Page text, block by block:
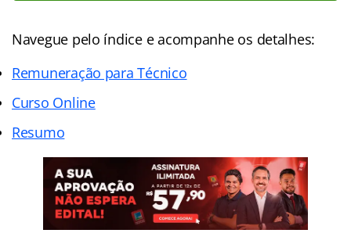
Navegue pelo índice e acompanhe os detalhes:
Remuneração para Técnico
Curso Online
Resumo